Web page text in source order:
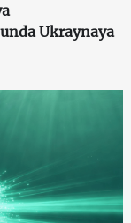
Ukraynaya